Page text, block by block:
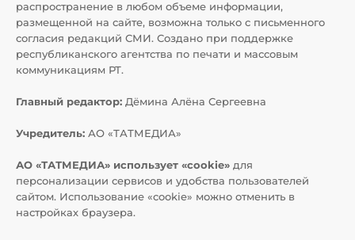
распространение в любом объеме информации,
размещенной на сайте, возможна только с письменного
согласия редакций СМИ. Создано при поддержке
республиканского агентства по печати и массовым
коммуникациям РТ.
Главный редактор: Дёмина Алёна Сергеевна
Учредитель: АО «ТАТМЕДИА»
АО «ТАТМЕДИА» использует «cookie» для
персонализации сервисов и удобства пользователей
сайтом. Использование «cookie» можно отменить в
настройках браузера.